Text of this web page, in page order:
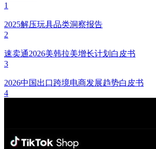
1
2025解压玩具品类洞察报告
2
速卖通2026美韩拉美增长计划白皮书
3
2026中国出口跨境电商发展趋势白皮书
4